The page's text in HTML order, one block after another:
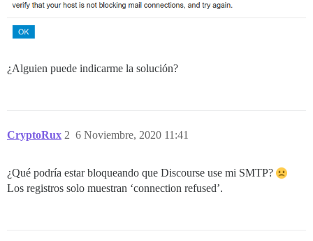
¿Alguien puede indicarme la solución?
CryptoRux 6 Noviembre, 2020 11:41
2
¿Qué podría estar bloqueando que Discourse use mi SMTP?
Los registros solo muestran ‘connection refused’.